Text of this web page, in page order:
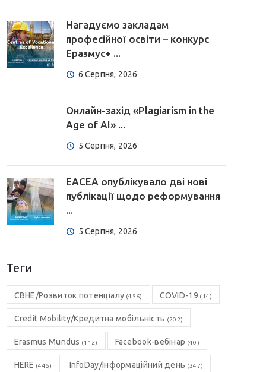
Нагадуємо закладам
професійної освіти – конкурс
Еразмус+ ...
6 Серпня, 2026
Онлайн-захід «Plagiarism in the
Age of AI» ...
5 Серпня, 2026
EACEA опублікувало дві нові
публікації щодо реформування
...
5 Серпня, 2026
Теги
CBHE/Розвиток потенціалу (456) COVID-19 (14)
Credit Mobility/Кредитна мобільність (202)
Erasmus Mundus (112) Facebook-вебінар (40)
HERE (445) InfoDay/Інформаційний день (347)